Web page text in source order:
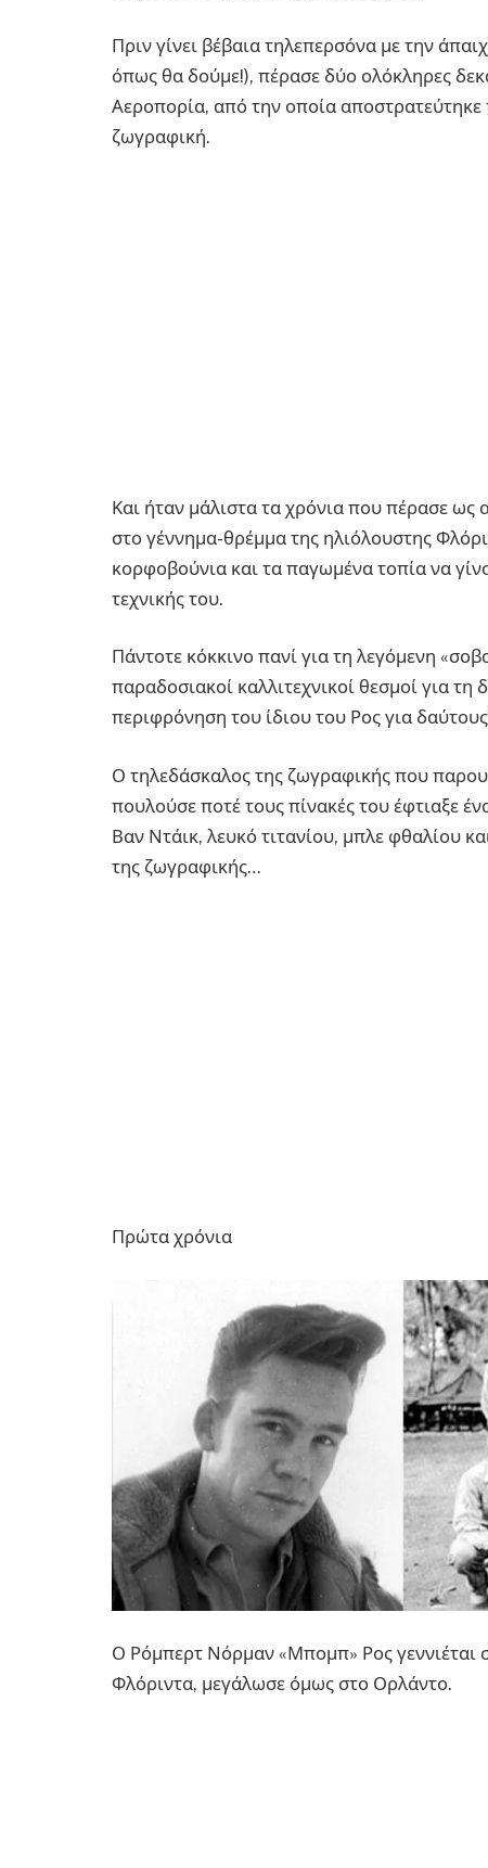
Πριν γίνει βέβαια τηλεπερσόνα με την
όπως θα δούμε!), πέρασε δύο ολόκληρες
Αεροπορία, από την οποία αποστρατεύτηκε
ζωγραφική.
Και ήταν μάλιστα τα χρόνια που πέρασε
στο γέννημα-θρέμμα της ηλιόλουστης
κορφοβούνια και τα παγωμένα τοπία να
τεχνικής του.
Πάντοτε κόκκινο πανί για τη λεγόμενη
παραδοσιακοί καλλιτεχνικοί θεσμοί για
περιφρόνηση του ίδιου του Ρος για
Ο τηλεδάσκαλος της ζωγραφικής που
πουλούσε ποτέ τους πίνακές του έφτιαξε
Βαν Ντάικ, λευκό τιτανίου, μπλε φθαλίου
της ζωγραφικής…
Πρώτα χρόνια
Ο Ρόμπερτ Νόρμαν «Μπομπ» Ρος γεννιέται
Φλόριντα, μεγάλωσε όμως στο Ορλάντο.